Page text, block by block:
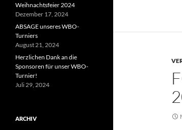
Weihnachtsfeier 2024
Dezember 17, 2024
ABSAGE unseres WBO-
Turniers
August 21, 2024
Herzlichen Dank an die
Sponsoren für unser WBO-
Turnier!
Juli 29, 2024
ARCHIV